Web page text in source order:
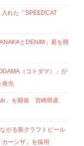
入れた「SPEEDCAT
とDENIM」展を開
（コトダマ）」が
発売
」を開催 宮崎県産
がる新クラフトビール
ーンザ」を採用